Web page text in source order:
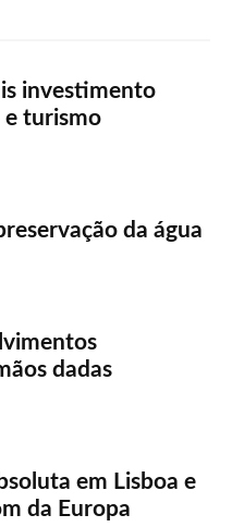
investimento
e turismo
da água
dadas
em Lisboa e
da Europa